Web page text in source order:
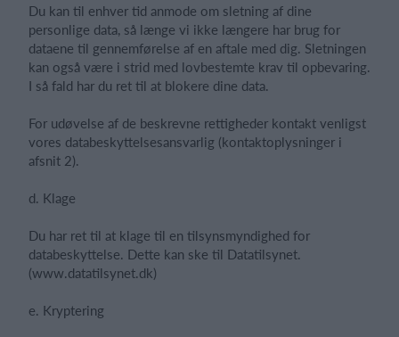
Du kan til enhver tid anmode om sletning af dine
personlige data, så længe vi ikke længere har brug for
dataene til gennemførelse af en aftale med dig. Sletningen
kan også være i strid med lovbestemte krav til opbevaring.
I så fald har du ret til at blokere dine data.
For udøvelse af de beskrevne rettigheder kontakt venligst
vores databeskyttelsesansvarlig (kontaktoplysninger i
afsnit 2).
d. Klage
Du har ret til at klage til en tilsynsmyndighed for
databeskyttelse. Dette kan ske til Datatilsynet.
(www.datatilsynet.dk)
e. Kryptering